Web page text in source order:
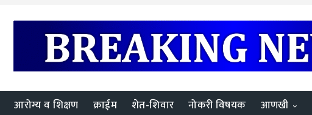
आरोग्य व शिक्षण क्राईम शेत-शिवार नोकरी विषयक आणखी